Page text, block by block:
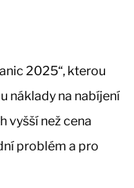
2025“, kterou
náklady na nabíjení
vyšší než cena
problém a pro